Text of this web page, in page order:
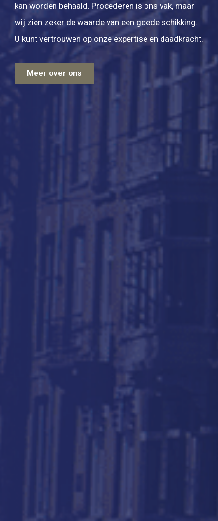
kan worden behaald. Procederen is ons vak, maar
wij zien zeker de waarde van een goede schikking.
U kunt vertrouwen op onze expertise en daadkracht.
Meer over ons